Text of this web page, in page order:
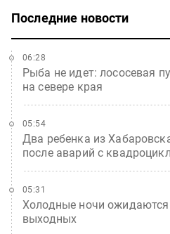
Последние новости
Рыба не идет: лососевая
на севере края
06:28
Два ребенка из
после аварий с
05:54
Холодные ночи ожидаются
выходных
05:31